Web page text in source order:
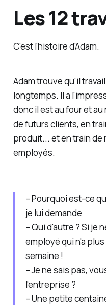
Les 12
C'est l'histoire d'Adam.
Adam trouve qu'il
longtemps. Il a
donc il est au four et
de futurs clients, en
produit... et en train de
employés.
– Pourquoi est-ce
je lui demande
– Qui d'autre ? Si je
employé qui n'a
semaine !
– Je ne sais pas,
l'entreprise ?
– Une petite